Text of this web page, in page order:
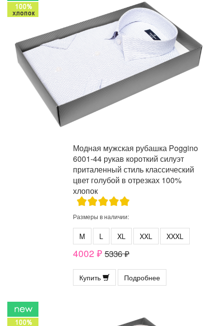
Модная мужская рубашка Poggino
6001-44 рукав короткий силуэт
приталенный стиль классический
цвет голубой в отрезках 100%
хлопок
Размеры в наличии:
M L XL XXL XXXL
4002 ₽ 5336 ₽
Купить Подробнее